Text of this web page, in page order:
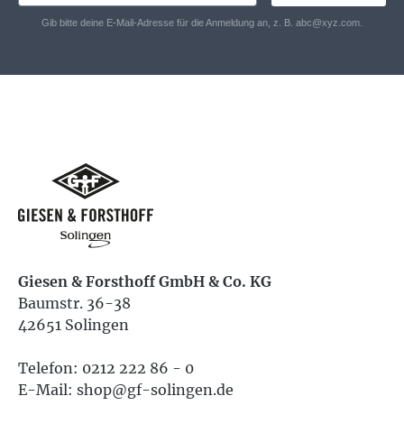
Gib bitte deine E-Mail-Adresse für die Anmeldung an, z. B. abc@xyz.com.
Giesen & Forsthoff GmbH & Co. KG
Baumstr. 36-38
42651 Solingen
Telefon: 0212 222 86 - 0
E-Mail: shop@gf-solingen.de